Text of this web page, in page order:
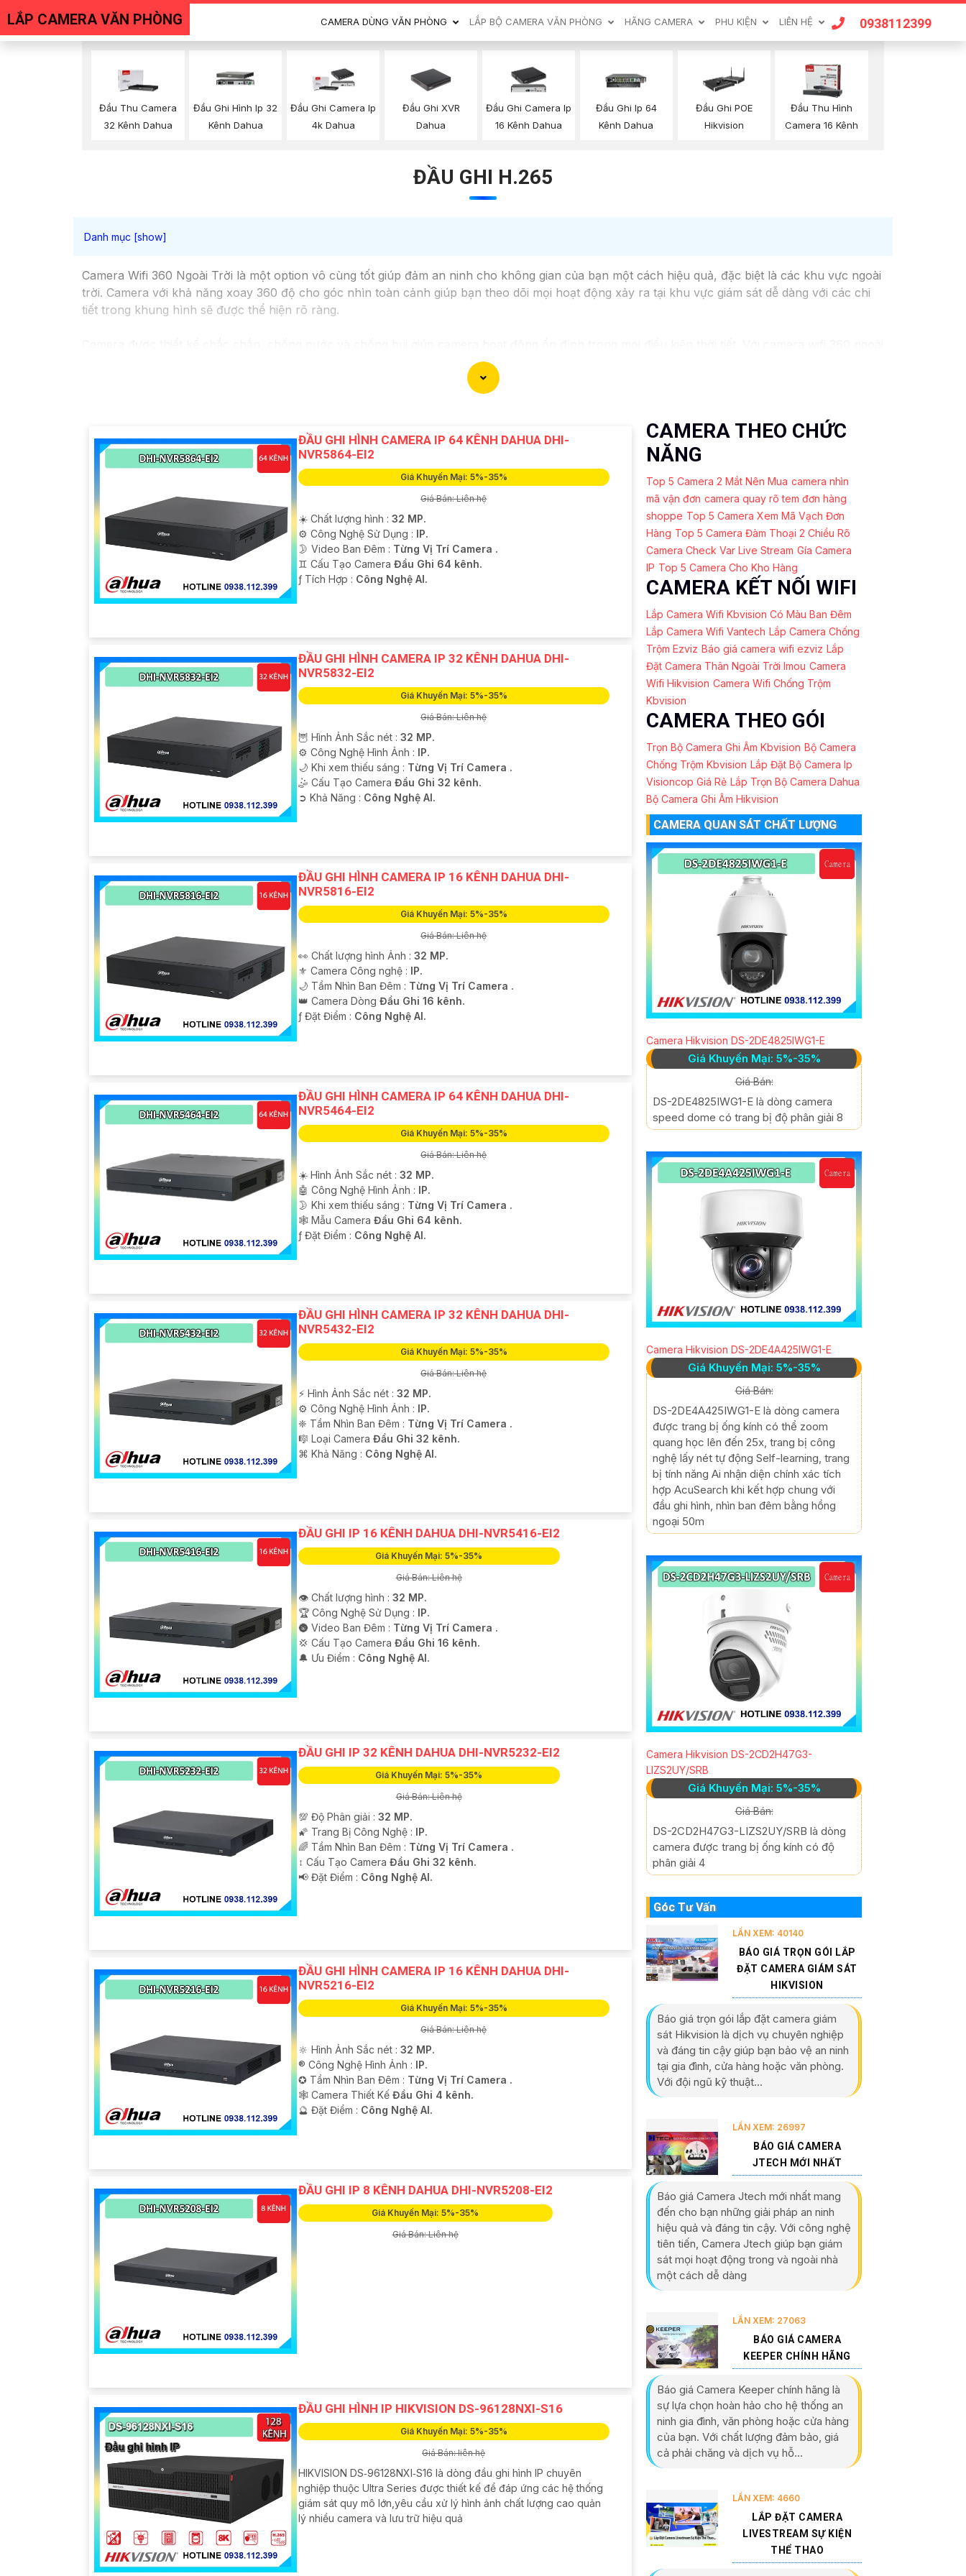
LẮP CAMERA VĂN PHÒNG CAMERA DÙNG VĂN PHÒNG LẮP BỘ CAMERA VĂN PHÒNG HÃNG CAMERA PHU KIỆN LIÊN HỆ 0938112399
Đầu Thu Camera
32 Kênh Dahua
Đầu Ghi Hình Ip 32
Kênh Dahua
Đầu Ghi Camera Ip
4k Dahua
Đầu Ghi XVR
Dahua
Đầu Ghi Camera Ip
16 Kênh Dahua
Đầu Ghi Ip 64
Kênh Dahua
Đầu Ghi POE
Hikvision
Đầu Thu Hình
Camera 16 Kênh
ĐẦU GHI H.265
Camera Wifi 360 Ngoài Trời là một option vô cùng tốt giúp đảm an ninh cho không gian của bạn một cách hiệu quả, đặc biệt là các khu vực ngoài
trời. Camera với khả năng xoay 360 độ cho góc nhìn toàn cảnh giúp bạn theo dõi mọi hoạt động xảy ra tại khu vực giám sát dễ dàng với các chi
tiết trong khung hình sẽ được thể hiện rõ ràng.
trời, bạn có thể yên tâm mà không cần lo lắng về việc bị xâm nhập hoặc mất trội tài sản.
ĐẦU GHI HÌNH CAMERA IP 64 KÊNH DAHUA DHI-
NVR5864-EI2
Giá Khuyến Mại: 5%-35%
Giá Bán: Liên hệ
☀️ Chất lượng hình : 32 MP.
⚙ Công Nghệ Sử Dụng : IP.
🌛 Video Ban Đêm : Từng Vị Trí Camera .
♊ Cấu Tạo Camera Đầu Ghi 64 kênh.
️ƒ Tích Hợp : Công Nghệ AI.
ĐẦU GHI HÌNH CAMERA IP 32 KÊNH DAHUA DHI-
NVR5832-EI2
Giá Khuyến Mại: 5%-35%
Giá Bán: Liên hệ
🦉 Hình Ảnh Sắc nét : 32 MP.
⚙ Công Nghệ Hình Ảnh : IP.
🌙 Khi xem thiếu sáng : Từng Vị Trí Camera .
🤹 Cấu Tạo Camera Đầu Ghi 32 kênh.
️➲ Khả Năng : Công Nghệ AI.
ĐẦU GHI HÌNH CAMERA IP 16 KÊNH DAHUA DHI-
NVR5816-EI2
Giá Khuyến Mại: 5%-35%
Giá Bán: Liên hệ
️
👀 Chất lượng hình Ảnh : 32 MP.
⚜️ Camera Công nghệ : IP.
🌙 Tầm Nhìn Ban Đêm : Từng Vị Trí Camera .
👑 Camera Dòng Đầu Ghi 16 kênh.
️ƒ Đặt Điểm : Công Nghệ AI.
ĐẦU GHI HÌNH CAMERA IP 64 KÊNH DAHUA DHI-
NVR5464-EI2
Giá Khuyến Mại: 5%-35%
Giá Bán: Liên hệ
☀️ Hình Ảnh Sắc nét : 32 MP.
🤖️ Công Nghệ Hình Ảnh : IP.
🌛 Khi xem thiếu sáng : Từng Vị Trí Camera .
🕸️ Mẫu Camera Đầu Ghi 64 kênh.
️ƒ Đặt Điểm : Công Nghệ AI.
ĐẦU GHI HÌNH CAMERA IP 32 KÊNH DAHUA DHI-
NVR5432-EI2
Giá Khuyến Mại: 5%-35%
Giá Bán: Liên hệ
️⚡ Hình Ảnh Sắc nét : 32 MP.
⚙ Công Nghệ Hình Ảnh : IP.
❈ Tầm Nhìn Ban Đêm : Từng Vị Trí Camera .
🎼️ Loại Camera Đầu Ghi 32 kênh.
️⌘ Khả Năng : Công Nghệ AI.
ĐẦU GHI IP 16 KÊNH DAHUA DHI-NVR5416-EI2
Giá Khuyến Mại: 5%-35%
Giá Bán: Liên hệ
👁 Chất lượng hình : 32 MP.
🏆 Công Nghệ Sử Dụng : IP.
🌚 Video Ban Đêm : Từng Vị Trí Camera .
💢 Cấu Tạo Camera Đầu Ghi 16 kênh.
️🔔 Ưu Điểm : Công Nghệ AI.
ĐẦU GHI IP 32 KÊNH DAHUA DHI-NVR5232-EI2
Giá Khuyến Mại: 5%-35%
Giá Bán: Liên hệ
💯 Độ Phân giải : 32 MP.
🌠 Trang Bị Công Nghệ : IP.
🌈 Tầm Nhìn Ban Đêm : Từng Vị Trí Camera .
↕️ Cấu Tạo Camera Đầu Ghi 32 kênh.
️📢 Đặt Điểm : Công Nghệ AI.
ĐẦU GHI HÌNH CAMERA IP 16 KÊNH DAHUA DHI-
NVR5216-EI2
Giá Khuyến Mại: 5%-35%
Giá Bán: Liên hệ
🔆 Hình Ảnh Sắc nét : 32 MP.
®️ Công Nghệ Hình Ảnh : IP.
✪ Tầm Nhìn Ban Đêm : Từng Vị Trí Camera .
🕸️ Camera Thiết Kế Đầu Ghi 4 kênh.
️🔮 Đặt Điểm : Công Nghệ AI.
ĐẦU GHI IP 8 KÊNH DAHUA DHI-NVR5208-EI2
Giá Khuyến Mại: 5%-35%
Giá Bán: Liên hệ
ĐẦU GHI HÌNH IP HIKVISION DS-96128NXI-S16
Giá Khuyến Mại: 5%-35%
Giá Bán: liên hệ
HIKVISION DS‑96128NXI‑S16 là dòng đầu ghi hình IP chuyên
nghiệp thuộc Ultra Series được thiết kế để đáp ứng các hệ thống
giám sát quy mô lớn,yêu cầu xử lý hình ảnh chất lượng cao quản
lý nhiều camera và lưu trữ hiệu quả
CAMERA THEO CHỨC
NĂNG
Top 5 Camera 2 Mắt Nên Mua camera nhìn
mã vận đơn camera quay rõ tem đơn hàng
shoppe Top 5 Camera Xem Mã Vạch Đơn
Hàng Top 5 Camera Đàm Thoại 2 Chiều Rõ
Camera Check Var Live Stream Gía Camera
IP Top 5 Camera Cho Kho Hàng
CAMERA KẾT NỐI WIFI
Lắp Camera Wifi Kbvision Có Màu Ban Đêm
Lắp Camera Wifi Vantech Lắp Camera Chống
Trộm Ezviz Báo giá camera wifi ezviz Lắp
Đặt Camera Thân Ngoài Trời Imou Camera
Wifi Hikvision Camera Wifi Chống Trộm
Kbvision
CAMERA THEO GÓI
Trọn Bộ Camera Ghi Âm Kbvision Bộ Camera
Chống Trộm Kbvision Lắp Đặt Bộ Camera Ip
Visioncop Giá Rẻ Lắp Trọn Bộ Camera Dahua
Bộ Camera Ghi Âm Hikvision
CAMERA QUAN SÁT CHẤT LƯỢNG
Camera Hikvision DS-2DE4825IWG1-E
Giá Khuyến Mại: 5%-35%
Giá Bán:
DS-2DE4825IWG1-E là dòng camera
speed dome có trang bị độ phân giải 8
Camera Hikvision DS-2DE4A425IWG1-E
Giá Khuyến Mại: 5%-35%
Giá Bán:
DS-2DE4A425IWG1-E là dòng camera
được trang bị ống kính có thể zoom
quang học lên đến 25x, trang bị công
nghệ lấy nét tự động Self-learning, trang
bị tính năng Ai nhận diện chính xác tích
hợp AcuSearch khi kết hợp chung với
đầu ghi hình, nhìn ban đêm bằng hồng
ngoại 50m
Camera Hikvision DS-2CD2H47G3-
LIZS2UY/SRB
Giá Khuyến Mại: 5%-35%
Giá Bán:
DS-2CD2H47G3-LIZS2UY/SRB là dòng
camera được trang bị ống kính có độ
phân giải 4
Góc Tư Vấn
LẦN XEM: 40140
BÁO GIÁ TRỌN GÓI LẮP
ĐẶT CAMERA GIÁM SÁT
HIKVISION
Báo giá trọn gói lắp đặt camera giám
sát Hikvision là dịch vụ chuyên nghiệp
và đáng tin cậy giúp bạn bảo vệ an ninh
tại gia đình, cửa hàng hoặc văn phòng.
Với đội ngũ kỹ thuật...
LẦN XEM: 26997
BÁO GIÁ CAMERA
JTECH MỚI NHẤT
Báo giá Camera Jtech mới nhất mang
đến cho bạn những giải pháp an ninh
hiệu quả và đáng tin cậy. Với công nghệ
tiên tiến, Camera Jtech giúp bạn giám
sát mọi hoạt động trong và ngoài nhà
một cách dễ dàng
LẦN XEM: 27063
BÁO GIÁ CAMERA
KEEPER CHÍNH HÃNG
Báo giá Camera Keeper chính hãng là
sự lựa chọn hoàn hảo cho hệ thống an
ninh gia đình, văn phòng hoặc cửa hàng
của bạn. Với chất lượng đảm bảo, giá
cả phải chăng và dịch vụ hỗ...
LẦN XEM: 4660
LẮP ĐẶT CAMERA
LIVESTREAM SỰ KIỆN
THỂ THAO